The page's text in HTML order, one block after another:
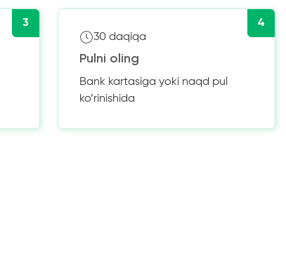
3
4
30 daqiqa
Pulni oling
Bank kartasiga yoki naqd pul
ko’rinishida